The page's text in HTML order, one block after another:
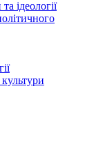
ідеології
культури